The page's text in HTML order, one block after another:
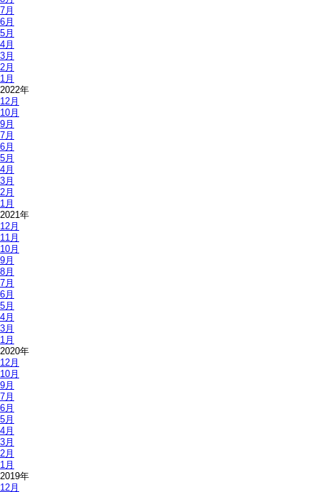
7月
6月
5月
4月
3月
2月
1月
2022年
12月
10月
9月
7月
6月
5月
4月
3月
2月
1月
2021年
12月
11月
10月
9月
8月
7月
6月
5月
4月
3月
1月
2020年
12月
10月
9月
7月
6月
5月
4月
3月
2月
1月
2019年
12月